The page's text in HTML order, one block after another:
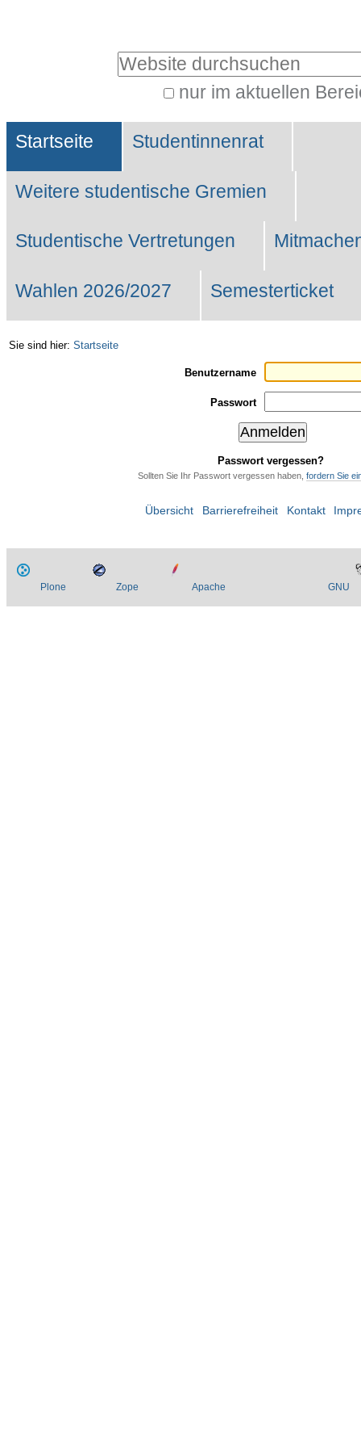
Website durchsuchen
nur im aktuellen
Suche…
Sektionen
Startseite Studentinnenrat
Weitere studentische Gremien
Studentische Vertretungen
Wahlen 2026/2027 Semesterticket
Sie sind hier: Startseite
Benutzername
Passwort
Passwort vergessen?
Sollten Sie Ihr Passwort vergessen haben, fordern Sie
Übersicht Barrierefreiheit Kontakt
Plone Zope Apache GNU